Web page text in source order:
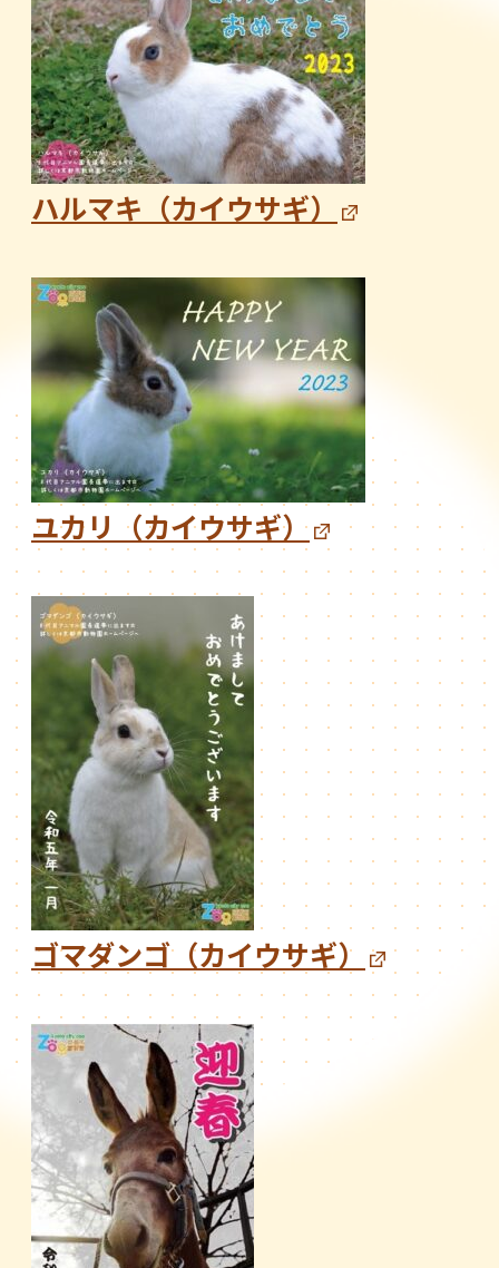
ハルマキ（カイウサギ）
ユカリ（カイウサギ）
ゴマダンゴ（カイウサギ）